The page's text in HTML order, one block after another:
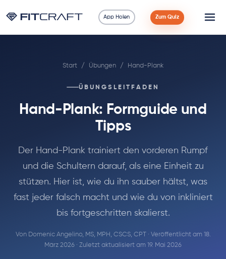
App Holen Zum Quiz
Übungen
Blog
Rechner
Start / Übungen / Hand-Plank
ÜBUNGSLEITFADEN
Hand-Plank: Formguide und
Tipps
Der Hand-Plank trainiert den vorderen Rumpf
und die Schultern darauf, als eine Einheit zu
stützen. Hier ist, wie du ihn sauber hältst, was
fast jeder falsch macht und wie du von inkliniert
bis fortgeschritten skalierst.
Von Domenic Angelino, MS, MPH, CSCS, CPT· Veröffentlicht am 18.
März 2026 · Zuletzt aktualisiert am 19. Mai 2026